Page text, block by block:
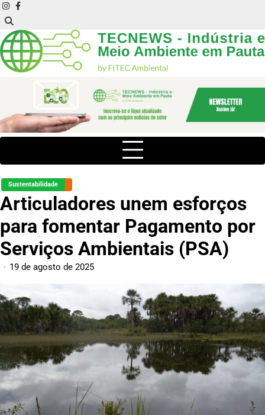
Skip
to
content
instagram
facebook
Sustentabilidade
Articuladores unem esforços
para fomentar Pagamento por
Serviços Ambientais (PSA)
19 de agosto de 2025